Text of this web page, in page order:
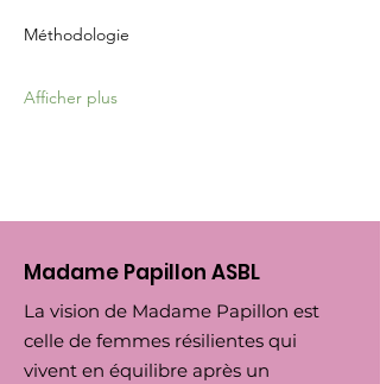
Méthodologie
Afficher plus
Madame Papillon ASBL
La vision de Madame Papillon est
celle de femmes résilientes qui
vivent en équilibre après un